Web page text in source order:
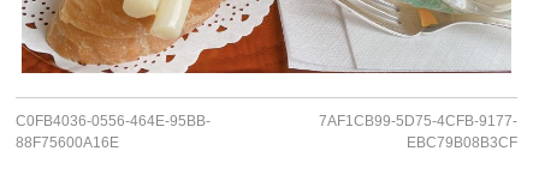
C0FB4036-0556-464E-95BB-
88F75600A16E
7AF1CB99-5D75-4CFB-9177-
EBC79B08B3CF